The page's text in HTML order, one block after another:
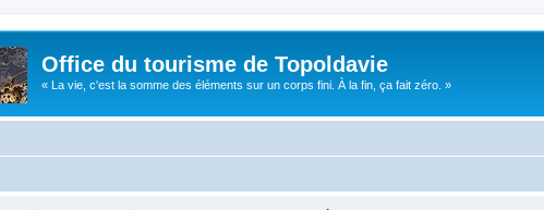
Office du tourisme de Topoldavie
« La vie, c'est la somme des éléments sur un corps fini. À la fin, ça fait zéro. »